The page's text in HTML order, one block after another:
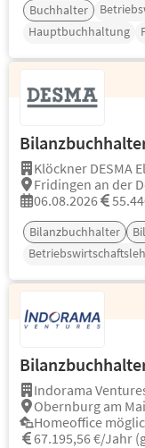
Buchhalter
Hauptbuchhaltung
Klöckner DESMA
Fridingen an der
06.08.2026
Bilanzbuchhalter
Indorama
Obernburg am
Homeoffice
67.195,56 €/Jahr